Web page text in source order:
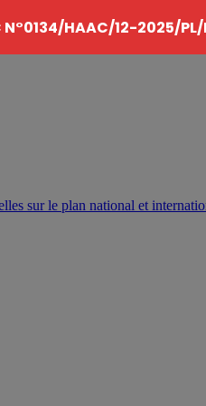
sur le plan national et
N°0134/HAAC/12-2025/PL/